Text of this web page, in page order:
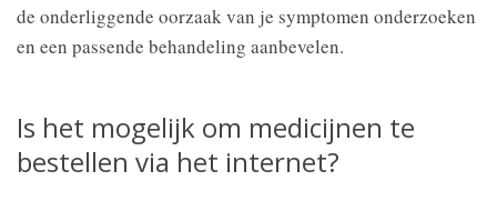
de onderliggende oorzaak van je symptomen onderzoeken
en een passende behandeling aanbevelen.
Is het mogelijk om medicijnen te
bestellen via het internet?